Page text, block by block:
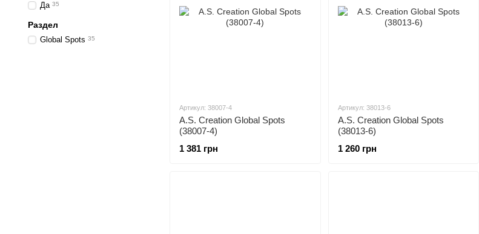
Артикул: 38007-4
A.S. Creation Global Spots
(38007-4)
1 381 грн
Артикул: 38013-6
A.S. Creation Global Spots
(38013-6)
1 260 грн
Да 35
Раздел
Global Spots 35